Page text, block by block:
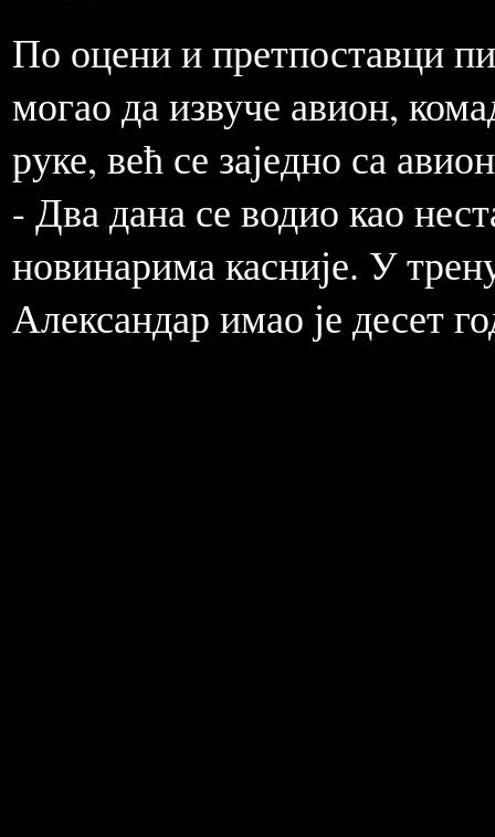
По оцени и претпоставци
могао да извуче авион,
руке, већ се заједно са
- Два дана се водио као
новинарима касније. У
Александар имао је десет